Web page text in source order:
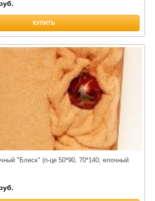
КУПИТЬ
"Блеск" (п-це 50*90, 70*140, елочный